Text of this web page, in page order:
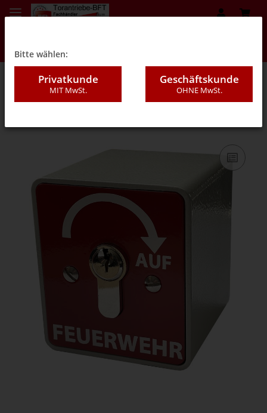
08A - Schalter
Bitte wählen:
Privatkunde
MIT MwSt.
Geschäftskunde
OHNE MwSt.